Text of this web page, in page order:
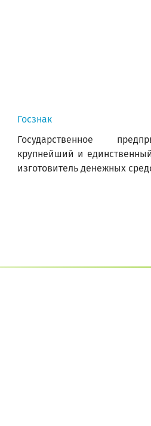
Госзнак
Государственное
крупнейший и
изготовитель денежных